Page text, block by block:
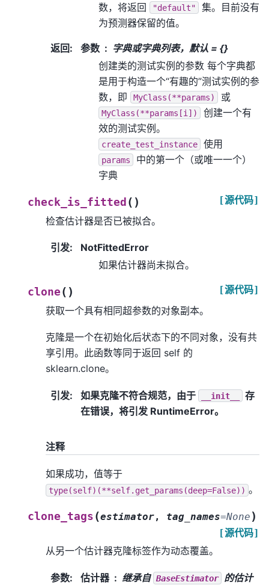
数，将返回
"default"
集。目前没有
为预测器保留的值。
返回: 参数
字典或字典列表，默认 = {}
创建类的测试实例的参数 每个字典都
是用于构造一个“有趣的”测试实例的参
数，即
MyClass(**params) 或
MyClass(**params[i])
创建一个有
效的测试实例。
create_test_instance 使用
params
中的第一个（或唯一一个）
字典
check_is_fitted ( ) [源代码]
检查估计器是否已被拟合。
引发:
NotFittedError
如果估计器尚未拟合。
clone ( ) [源代码]
获取一个具有相同超参数的对象副本。
克隆是一个在初始化后状态下的不同对象，没有共
享引用。此函数等同于返回 self 的
sklearn.clone。
引发: 如果克隆不符合规范，由于 __init__
存
在错误，将引发 RuntimeError。
注释
如果成功，值等于
type(self)(**self.get_params(deep=False)) 。
clone_tags (estimator, tag_names=None )
[源代码]
从另一个估计器克隆标签作为动态覆盖。
参数: 估计器 继承自 BaseEstimator
的估计